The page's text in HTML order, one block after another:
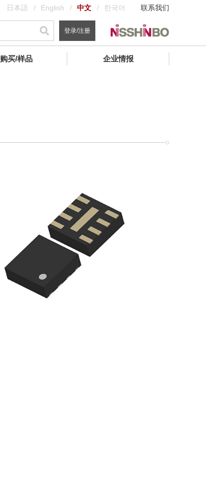
日本語 English 中文 한국어 联系我们
登录/注册
购买/样品 企业情报